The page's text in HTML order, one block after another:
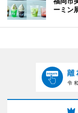
ーミン